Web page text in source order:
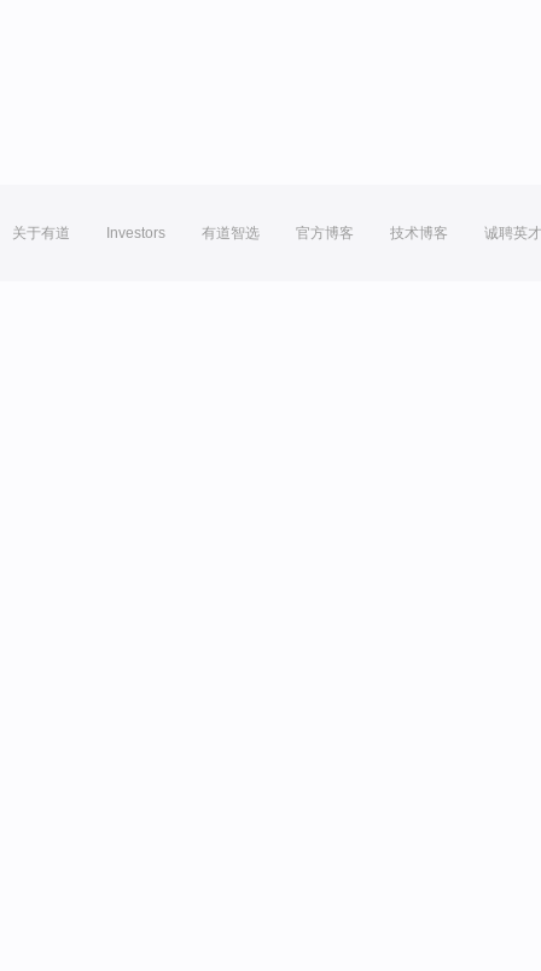
关于有道 Investors 有道智选 官方博客 技术博客 诚聘英才